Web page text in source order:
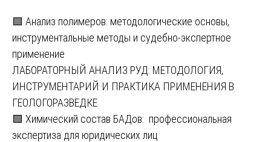
🟩 Анализ полимеров: методологические основы,
инструментальные методы и судебно-экспертное
применение
ЛАБОРАТОРНЫЙ АНАЛИЗ РУД: МЕТОДОЛОГИЯ,
ИНСТРУМЕНТАРИЙ И ПРАКТИКА ПРИМЕНЕНИЯ В
ГЕОЛОГОРАЗВЕДКЕ
🟩 Химический состав БАДов: профессиональная
экспертиза для юридических лиц